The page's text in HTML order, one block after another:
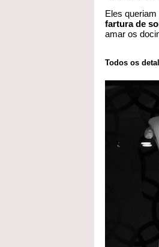
Eles
fartura de
amar os
Todos os